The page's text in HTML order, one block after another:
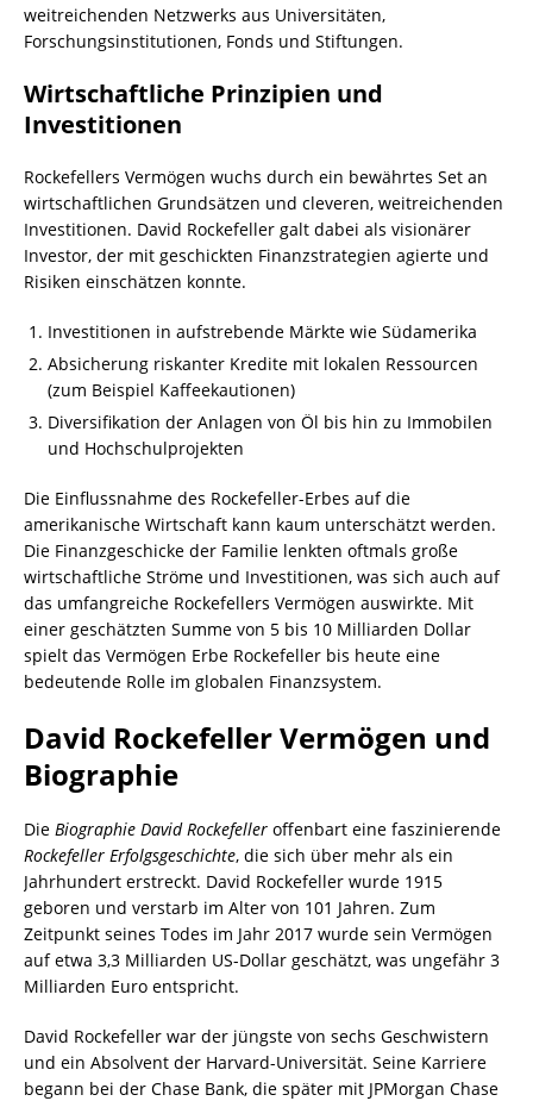
weitreichenden Netzwerks aus Universitäten,
Forschungsinstitutionen, Fonds und Stiftungen.
Wirtschaftliche Prinzipien und
Investitionen
Rockefellers Vermögen wuchs durch ein bewährtes Set an
wirtschaftlichen Grundsätzen und cleveren, weitreichenden
Investitionen. David Rockefeller galt dabei als visionärer
Investor, der mit geschickten Finanzstrategien agierte und
Risiken einschätzen konnte.
Investitionen in aufstrebende Märkte wie Südamerika
Absicherung riskanter Kredite mit lokalen Ressourcen
(zum Beispiel Kaffeekautionen)
Diversifikation der Anlagen von Öl bis hin zu Immobilen
und Hochschulprojekten
Die Einflussnahme des Rockefeller-Erbes auf die
amerikanische Wirtschaft kann kaum unterschätzt werden.
Die Finanzgeschicke der Familie lenkten oftmals große
wirtschaftliche Ströme und Investitionen, was sich auch auf
das umfangreiche Rockefellers Vermögen auswirkte. Mit
einer geschätzten Summe von 5 bis 10 Milliarden Dollar
spielt das Vermögen Erbe Rockefeller bis heute eine
bedeutende Rolle im globalen Finanzsystem.
David Rockefeller Vermögen und
Biographie
Die Biographie David Rockefeller offenbart eine faszinierende
Rockefeller Erfolgsgeschichte, die sich über mehr als ein
Jahrhundert erstreckt. David Rockefeller wurde 1915
geboren und verstarb im Alter von 101 Jahren. Zum
Zeitpunkt seines Todes im Jahr 2017 wurde sein Vermögen
auf etwa 3,3 Milliarden US-Dollar geschätzt, was ungefähr 3
Milliarden Euro entspricht.
David Rockefeller war der jüngste von sechs Geschwistern
und ein Absolvent der Harvard-Universität. Seine Karriere
begann bei der Chase Bank, die später mit JPMorgan Chase